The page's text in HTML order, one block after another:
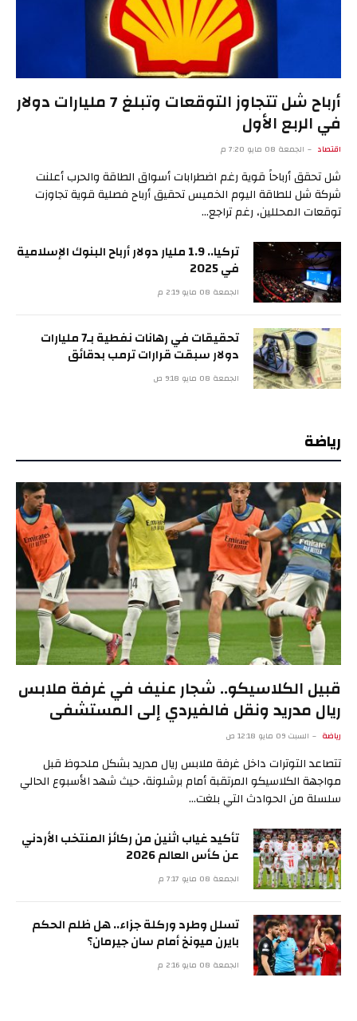
أرباح شل تتجاوز التوقعات وتبلغ 7 مليارات دولار
في الربع الأول
اقتصاد الجمعة 08 مايو 7:20 م
شل تحقق أرباحاً قوية رغم اضطرابات أسواق الطاقة والحرب أعلنت
شركة شل للطاقة اليوم الخميس تحقيق أرباح فصلية قوية تجاوزت
توقعات المحللين، رغم تراجع…
تركيا.. 1.9 مليار دولار أرباح البنوك الإسلامية
في 2025
الجمعة 08 مايو 2:19 م
تحقيقات في رهانات نفطية بـ7 مليارات
دولار سبقت قرارات ترمب بدقائق
الجمعة 08 مايو 9:18 ص
رياضة
قبيل الكلاسيكو.. شجار عنيف في غرفة ملابس
ريال مدريد ونقل فالفيردي إلى المستشفى
رياضة السبت 09 مايو 12:18 ص
تتصاعد التوترات داخل غرفة ملابس ريال مدريد بشكل ملحوظ قبل
مواجهة الكلاسيكو المرتقبة أمام برشلونة، حيث شهد الأسبوع الحالي
سلسلة من الحوادث التي بلغت…
تأكيد غياب اثنين من ركائز المنتخب الأردني
عن كأس العالم 2026
الجمعة 08 مايو 7:17 م
تسلل وطرد وركلة جزاء.. هل ظلم الحكم
بايرن ميونخ أمام سان جيرمان؟
الجمعة 08 مايو 2:16 م